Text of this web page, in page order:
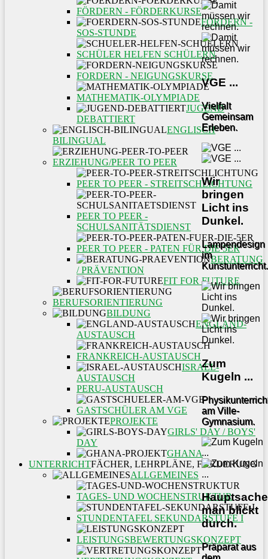
VGE ...
Vielfalt
Gemeinsam
Erleben.
Wir
bringen
Licht ins
Dunkel.
Lampendesign
im
Kunstunterricht.
Zum
Kugeln ...
am Ville-
Gymnasium.
man blickt
durch.
Präparat aus
FÖRDERN - FÖRDERKURSE
FÖRDERN -
SOS-STUNDE
SCHÜLER HELFEN SCHÜLERN
FORDERN - NEIGUNGSKURSE
MATHEMATIK-OLYMPIADE
JUGEND
DEBATTIERT
ENGLISCH
BILINGUAL
ERZIEHUNG/PEER TO PEER
PEER TO PEER - STREITSCHLICHTUNG
PEER TO PEER -
SCHULSANITÄTSDIENST
PEER TO PEER - PATEN FÜR DIE 5ER
BERATUNG
/ PRÄVENTION
FIT FOR FUTURE
BERUFSORIENTIERUNG
BILDUNG
ENGLAND-
AUSTAUSCH
FRANKREICH-AUSTAUSCH
ISRAEL-
AUSTAUSCH
PERU-AUSTAUSCH
GASTSCHÜLER AM VGE
PROJEKTE
GIRLS' DAY / BOYS'
DAY
GHANA
UNTERRICHTFÄCHER, LEHRPLÄNE, FÖRDERUNG
ALLGEMEINES
TAGES- UND WOCHENSTRUKTUR
STUNDENTAFEL SEKUNDARSTUFE I
LEISTUNGSBEWERTUNGSKONZEPT